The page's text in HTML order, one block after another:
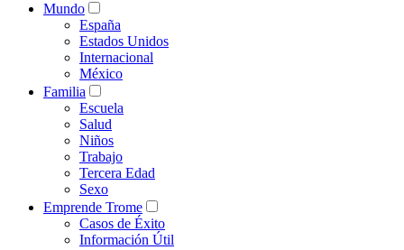
Mundo
España
Estados Unidos
Internacional
México
Familia
Escuela
Salud
Niños
Trabajo
Tercera Edad
Sexo
Emprende Trome
Casos de Éxito
Información Útil